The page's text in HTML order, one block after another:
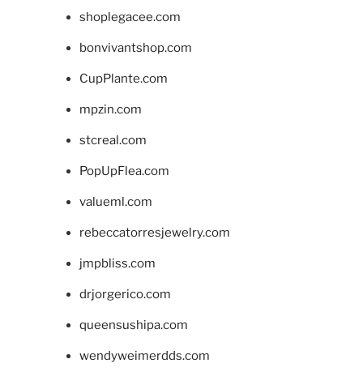
shoplegacee.com
bonvivantshop.com
CupPlante.com
mpzin.com
stcreal.com
PopUpFlea.com
valueml.com
rebeccatorresjewelry.com
jmpbliss.com
drjorgerico.com
queensushipa.com
wendyweimerdds.com